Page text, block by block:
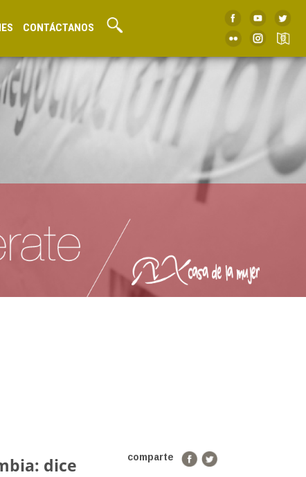
CONTÁCTANOS
comparte
dice